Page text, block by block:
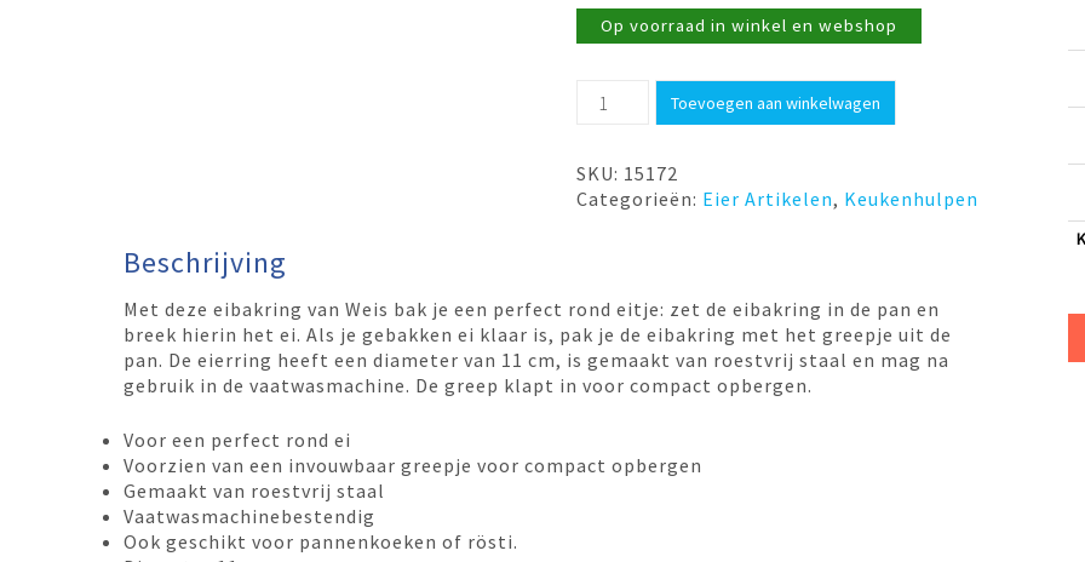
Op voorraad in winkel en webshop
Eibakring
rond
steeltje
Weis
Toevoegen aan winkelwagen
SKU: 15172
Categorieën: Eier Artikelen, Keukenhulpen
Beschrijving
Met deze eibakring van Weis bak je een perfect rond eitje: zet de eibakring in de pan en
breek hierin het ei. Als je gebakken ei klaar is, pak je de eibakring met het greepje uit de
pan. De eierring heeft een diameter van 11 cm, is gemaakt van roestvrij staal en mag na
gebruik in de vaatwasmachine. De greep klapt in voor compact opbergen.
Voor een perfect rond ei
Voorzien van een invouwbaar greepje voor compact opbergen
Gemaakt van roestvrij staal
Vaatwasmachinebestendig
Ook geschikt voor pannenkoeken of rösti.